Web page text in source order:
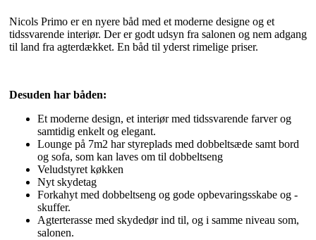
Nicols Primo er en nyere båd med et moderne designe og et
tidssvarende interiør. Der er godt udsyn fra salonen og nem adgang
til land fra agterdækket. En båd til yderst rimelige priser.
Desuden har båden:
Et moderne design, et interiør med tidssvarende farver og
samtidig enkelt og elegant.
Lounge på 7m2 har styreplads med dobbeltsæde samt bord
og sofa, som kan laves om til dobbeltseng
Veludstyret køkken
Nyt skydetag
Forkahyt med dobbeltseng og gode opbevaringsskabe og -
skuffer.
Agterterasse med skydedør ind til, og i samme niveau som,
salonen.